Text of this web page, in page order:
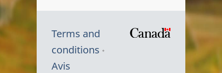
Terms and
conditions
Avis
Symbole